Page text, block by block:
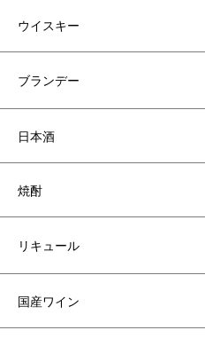
ウイスキー
ブランデー
日本酒
焼酎
リキュール
国産ワイン